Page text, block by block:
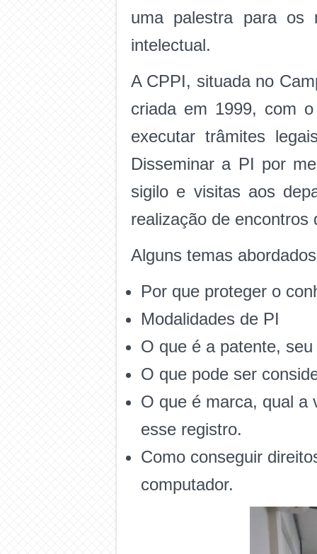
uma palestra para os
intelectual.
A CPPI, situada no
criada em 1999, com
executar trâmites
Disseminar a PI por
sigilo e visitas aos
realização de
Alguns temas
Por que proteger o
Modalidades de PI
O que é a patente,
O que pode ser
O que é marca, qual a
esse registro.
Como conseguir
computador.